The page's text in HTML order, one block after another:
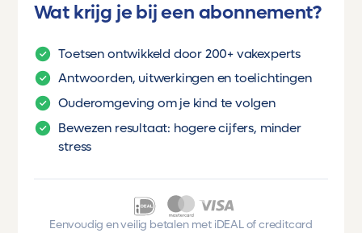
Wat krijg je bij een abonnement?
Toetsen ontwikkeld door 200+ vakexperts
Antwoorden, uitwerkingen en toelichtingen
Ouderomgeving om je kind te volgen
Bewezen resultaat: hogere cijfers, minder
stress
Eenvoudig en veilig betalen met iDEAL of creditcard